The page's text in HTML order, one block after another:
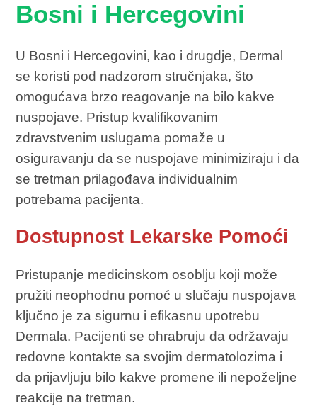
Bosni i Hercegovini
U Bosni i Hercegovini, kao i drugdje, Dermal
se koristi pod nadzorom stručnjaka, što
omogućava brzo reagovanje na bilo kakve
nuspojave. Pristup kvalifikovanim
zdravstvenim uslugama pomaže u
osiguravanju da se nuspojave minimiziraju i da
se tretman prilagođava individualnim
potrebama pacijenta.
Dostupnost Lekarske Pomoći
Pristupanje medicinskom osoblju koji može
pružiti neophodnu pomoć u slučaju nuspojava
ključno je za sigurnu i efikasnu upotrebu
Dermala. Pacijenti se ohrabruju da održavaju
redovne kontakte sa svojim dermatolozima i
da prijavljuju bilo kakve promene ili nepoželjne
reakcije na tretman.